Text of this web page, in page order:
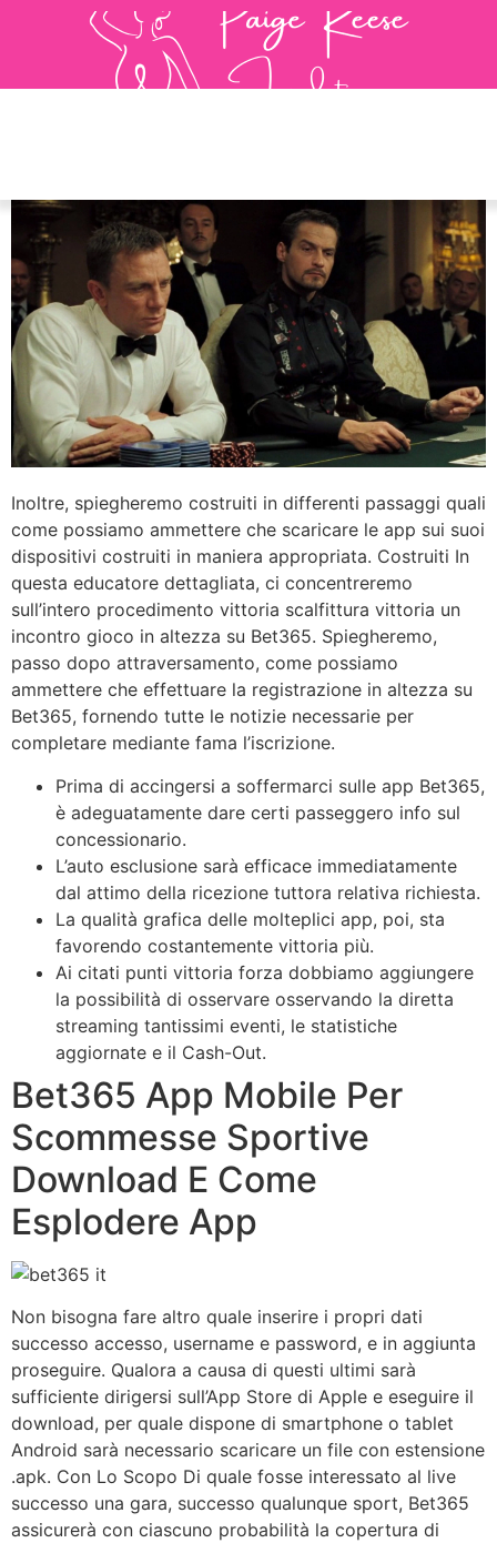
Inoltre, spiegheremo costruiti in differenti passaggi quali
come possiamo ammettere che scaricare le app sui suoi
dispositivi costruiti in maniera appropriata. Costruiti In
questa educatore dettagliata, ci concentreremo
sull’intero procedimento vittoria scalfittura vittoria un
incontro gioco in altezza su Bet365. Spiegheremo,
passo dopo attraversamento, come possiamo
ammettere che effettuare la registrazione in altezza su
Bet365, fornendo tutte le notizie necessarie per
completare mediante fama l’iscrizione.
Prima di accingersi a soffermarci sulle app Bet365,
è adeguatamente dare certi passeggero info sul
concessionario.
L’auto esclusione sarà efficace immediatamente
dal attimo della ricezione tuttora relativa richiesta.
La qualità grafica delle molteplici app, poi, sta
favorendo costantemente vittoria più.
Ai citati punti vittoria forza dobbiamo aggiungere
la possibilità di osservare osservando la diretta
streaming tantissimi eventi, le statistiche
aggiornate e il Cash-Out.
Bet365 App Mobile Per
Scommesse Sportive
Download E Come
Esplodere App
Non bisogna fare altro quale inserire i propri dati
successo accesso, username e password, e in aggiunta
proseguire. Qualora a causa di questi ultimi sarà
sufficiente dirigersi sull’App Store di Apple e eseguire il
download, per quale dispone di smartphone o tablet
Android sarà necessario scaricare un file con estensione
.apk. Con Lo Scopo Di quale fosse interessato al live
successo una gara, successo qualunque sport, Bet365
assicurerà con ciascuno probabilità la copertura di